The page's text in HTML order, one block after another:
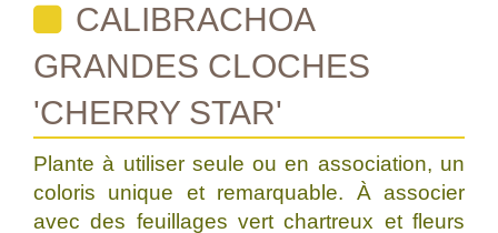
CALIBRACHOA
GRANDES CLOCHES
'CHERRY STAR'
Plante à utiliser seule ou en association, un
coloris unique et remarquable. À associer
avec des feuillages vert chartreux et fleurs